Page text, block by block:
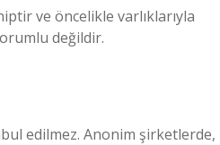
ve öncelikle varlıklarıyla
değildir.
edilmez. Anonim şirketlerde,